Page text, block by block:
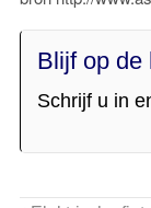
Blijf op de
Schrijf u in